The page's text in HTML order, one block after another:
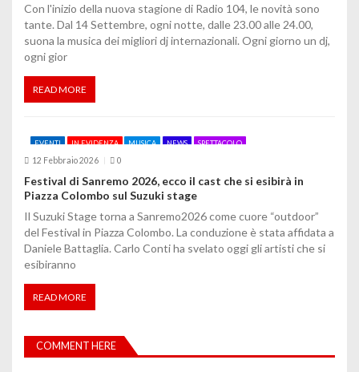
Con l'inizio della nuova stagione di Radio 104, le novità sono
tante. Dal 14 Settembre, ogni notte, dalle 23.00 alle 24.00,
suona la musica dei migliori dj internazionali. Ogni giorno un dj,
ogni gior
READ MORE
EVENTI IN EVIDENZA MUSICA NEWS SPETTACOLO
12 Febbraio 2026 0
Festival di Sanremo 2026, ecco il cast che si esibirà in
Piazza Colombo sul Suzuki stage
Il Suzuki Stage torna a Sanremo2026 come cuore “outdoor”
del Festival in Piazza Colombo. La conduzione è stata affidata a
Daniele Battaglia. Carlo Conti ha svelato oggi gli artisti che si
esibiranno
READ MORE
COMMENT HERE